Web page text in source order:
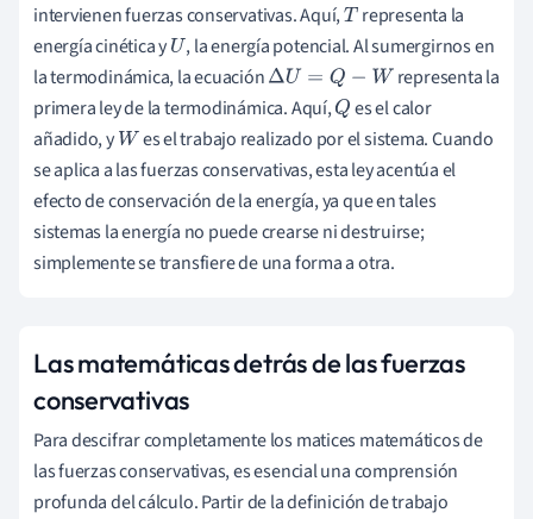
intervienen fuerzas conservativas. Aquí,T representa la
energía cinética yU, la energía potencial. Al sumergirnos en
la termodinámica, la ecuaciónΔU= Q−W
representa la
primera ley de la termodinámica. Aquí,Q es el calor
añadido, y W es el trabajo realizado por el sistema. Cuando
se aplica a las fuerzas conservativas, esta ley acentúa el
efecto de conservación de la energía, ya que en tales
sistemas la energía no puede crearse ni destruirse;
simplemente se transfiere de una forma a otra.
Las matemáticas detrás de las fuerzas
conservativas
Para descifrar completamente los matices matemáticos de
las fuerzas conservativas, es esencial una comprensión
profunda del cálculo. Partir de la definición de trabajo